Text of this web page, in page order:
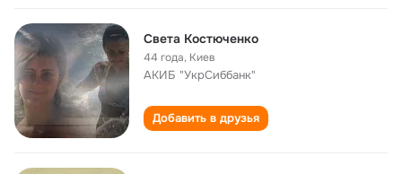
Света Костюченко
44 года, Киев
АКИБ "УкрСиббанк"
Добавить в друзья